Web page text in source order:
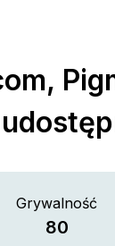
Grywalność
80